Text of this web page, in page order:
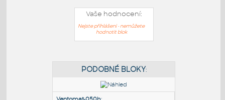
Vaše hodnocení:
Nejste přihlášeni - nemůžete
hodnotit blok